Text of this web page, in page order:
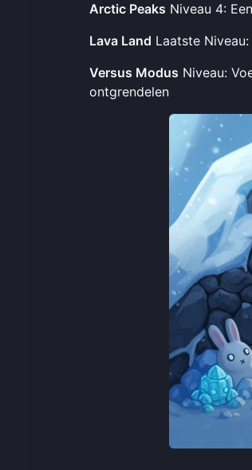
Arctic Peaks Niveau 4:
Lava Land Laatste
Versus Modus Niveau:
ontgrendelen